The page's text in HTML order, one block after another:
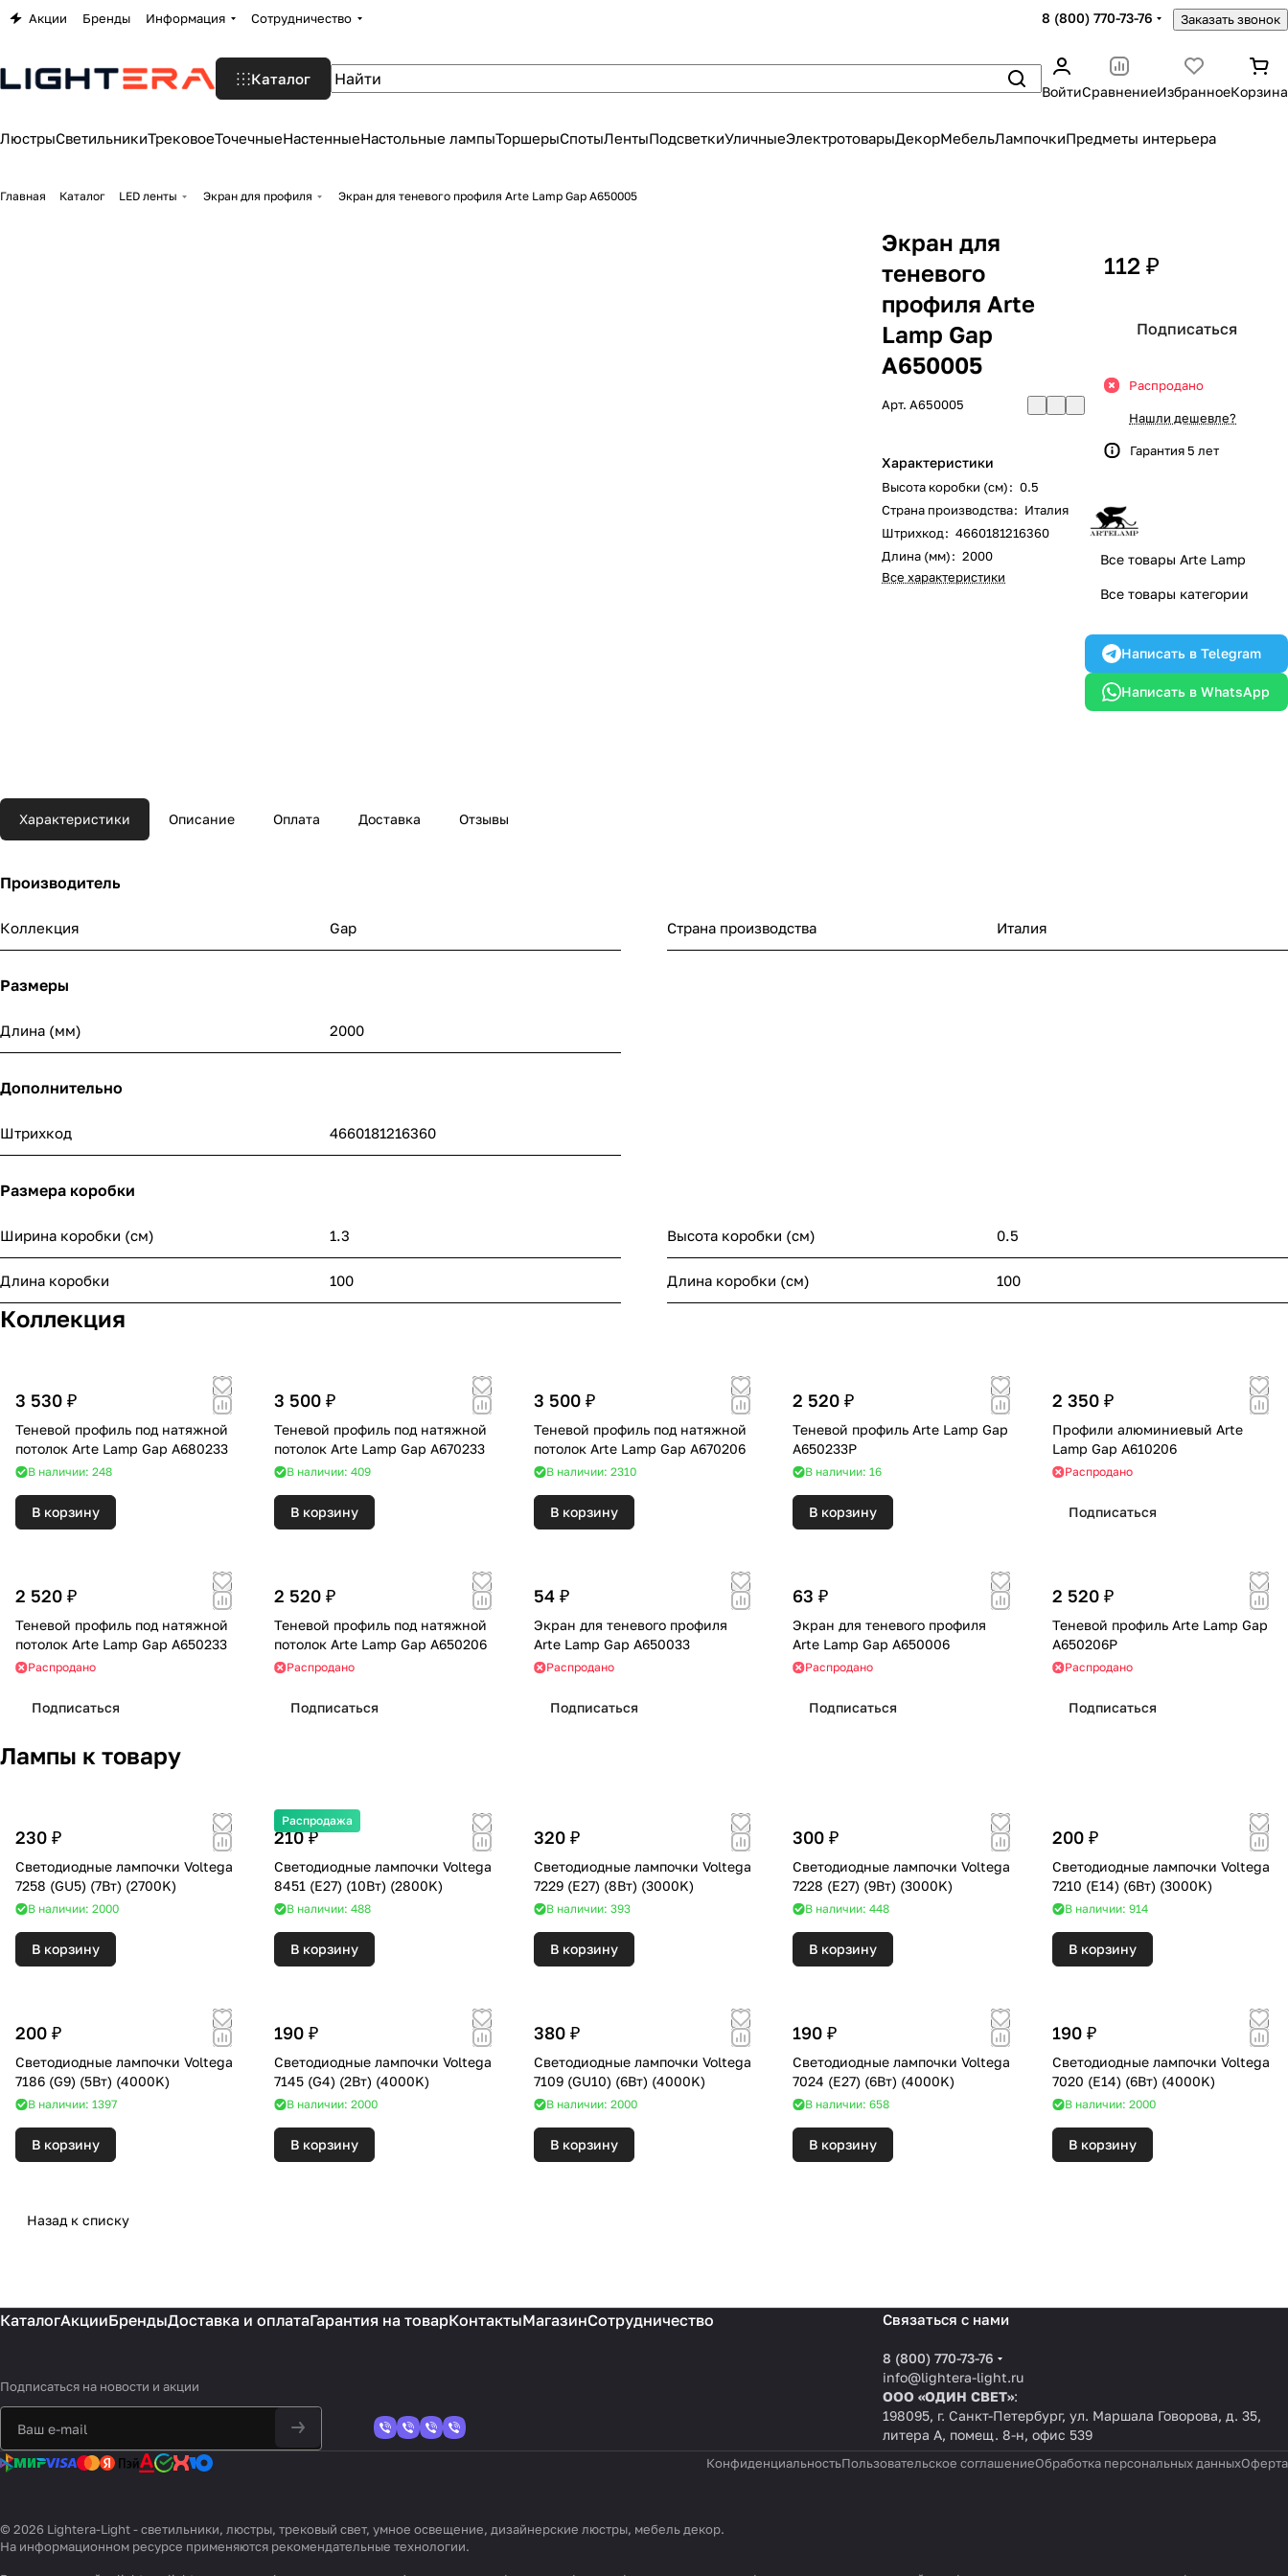
Акции Бренды Информация Сотрудничество 8 (800) 770-73-76 Заказать звонок
Каталог
ВойтиСравнениеИзбранноеКорзина
ЛюстрыСветильникиТрековоеТочечныеНастенныеНастольные лампыТоршерыСпотыЛентыПодсветкиУличныеЭлектротоварыДекорМебельЛампочкиПредметы интерьера
Главная Каталог LED ленты Экран для профиля Экран для теневого профиля Arte Lamp Gap A650005
Экран для
теневого
профиля Arte
Lamp Gap
A650005
Арт. A650005
Характеристики
Высота коробки (см): 0.5
Страна производства: Италия
Штрихкод: 4660181216360
Длина (мм): 2000
Все характеристики
112 ₽
Подписаться
Распродано
Нашли дешевле?
Гарантия 5 лет
Все товары Arte Lamp
Все товары категории
Написать в Telegram
Написать в WhatsApp
Характеристики Описание Оплата Доставка Отзывы
Производитель
Коллекция Gap Страна производства Италия
Размеры
Длина (мм) 2000
Дополнительно
Штрихкод 4660181216360
Размера коробки
Ширина коробки (см) 1.3 Высота коробки (см) 0.5
Длина коробки 100 Длина коробки (см) 100
Коллекция
3 530 ₽
Теневой профиль под натяжной
потолок Arte Lamp Gap A680233
В наличии: 248
В корзину
3 500 ₽
Теневой профиль под натяжной
потолок Arte Lamp Gap A670233
В наличии: 409
В корзину
3 500 ₽
Теневой профиль под натяжной
потолок Arte Lamp Gap A670206
В наличии: 2310
В корзину
2 520 ₽
Теневой профиль Arte Lamp Gap
A650233P
В наличии: 16
В корзину
2 350 ₽
Профили алюминиевый Arte
Lamp Gap A610206
Распродано
Подписаться
2 520 ₽
Теневой профиль под натяжной
потолок Arte Lamp Gap A650233
Распродано
Подписаться
2 520 ₽
Теневой профиль под натяжной
потолок Arte Lamp Gap A650206
Распродано
Подписаться
54 ₽
Экран для теневого профиля
Arte Lamp Gap A650033
Распродано
Подписаться
63 ₽
Экран для теневого профиля
Arte Lamp Gap A650006
Распродано
Подписаться
2 520 ₽
Теневой профиль Arte Lamp Gap
A650206P
Распродано
Подписаться
Лампы к товару
230 ₽
Светодиодные лампочки Voltega
7258 (GU5) (7Вт) (2700K)
В наличии: 2000
В корзину
Распродажа
210 ₽
Светодиодные лампочки Voltega
8451 (E27) (10Вт) (2800K)
В наличии: 488
В корзину
320 ₽
Светодиодные лампочки Voltega
7229 (E27) (8Вт) (3000K)
В наличии: 393
В корзину
300 ₽
Светодиодные лампочки Voltega
7228 (E27) (9Вт) (3000K)
В наличии: 448
В корзину
200 ₽
Светодиодные лампочки Voltega
7210 (E14) (6Вт) (3000K)
В наличии: 914
В корзину
200 ₽
Светодиодные лампочки Voltega
7186 (G9) (5Вт) (4000K)
В наличии: 1397
В корзину
190 ₽
Светодиодные лампочки Voltega
7145 (G4) (2Вт) (4000K)
В наличии: 2000
В корзину
380 ₽
Светодиодные лампочки Voltega
7109 (GU10) (6Вт) (4000K)
В наличии: 2000
В корзину
190 ₽
Светодиодные лампочки Voltega
7024 (E27) (6Вт) (4000K)
В наличии: 658
В корзину
190 ₽
Светодиодные лампочки Voltega
7020 (E14) (6Вт) (4000K)
В наличии: 2000
В корзину
Назад к списку
КаталогАкцииБрендыДоставка и оплатаГарантия на товарКонтактыМагазинСотрудничество
Подписаться на новости и акции
Связаться с нами
8 (800) 770-73-76
info@lightera-light.ru
ООО «ОДИН СВЕТ»:
198095, г. Санкт-Петербург, ул. Маршала Говорова, д. 35,
литера А, помещ. 8-н, офис 539
КонфиденциальностьПользовательское соглашениеОбработка персональных данныхОферта
© 2026 Lightera-Light - светильники, люстры, трековый свет, умное освещение, дизайнерские люстры, мебель декор.
На информационном ресурсе применяются рекомендательные технологии.